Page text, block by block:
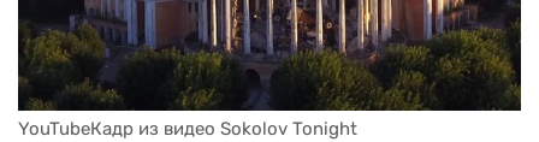
YouTubeКадр из видео Sokolov Tonight